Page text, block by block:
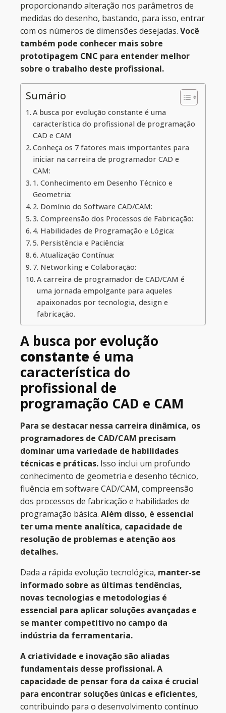
proporcionando alteração nos parâmetros de
medidas do desenho, bastando, para isso, entrar
com os números de dimensões desejadas. Você
também pode conhecer mais sobre
prototipagem CNC para entender melhor
sobre o trabalho deste profissional.
Sumário
A busca por evolução constante é uma
característica do profissional de programação
CAD e CAM
Conheça os 7 fatores mais importantes para
iniciar na carreira de programador CAD e
CAM:
1. Conhecimento em Desenho Técnico e
Geometria:
2. Domínio do Software CAD/CAM:
3. Compreensão dos Processos de Fabricação:
4. Habilidades de Programação e Lógica:
5. Persistência e Paciência:
6. Atualização Contínua:
7. Networking e Colaboração:
A carreira de programador de CAD/CAM é
uma jornada empolgante para aqueles
apaixonados por tecnologia, design e
fabricação.
A busca por evolução
constante é uma
característica do
profissional de
programação CAD e CAM
Para se destacar nessa carreira dinâmica, os
programadores de CAD/CAM precisam
dominar uma variedade de habilidades
técnicas e práticas. Isso inclui um profundo
conhecimento de geometria e desenho técnico,
fluência em software CAD/CAM, compreensão
dos processos de fabricação e habilidades de
programação básica. Além disso, é essencial
ter uma mente analítica, capacidade de
resolução de problemas e atenção aos
detalhes.
Dada a rápida evolução tecnológica, manter-se
informado sobre as últimas tendências,
novas tecnologias e metodologias é
essencial para aplicar soluções avançadas e
se manter competitivo no campo da
indústria da ferramentaria.
A criatividade e inovação são aliadas
fundamentais desse profissional. A
capacidade de pensar fora da caixa é crucial
para encontrar soluções únicas e eficientes,
contribuindo para o desenvolvimento contínuo